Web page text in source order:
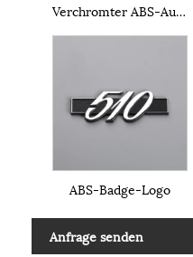
Verchromter ABS-Aufkleber
ABS-Badge-Logo
Anfrage senden